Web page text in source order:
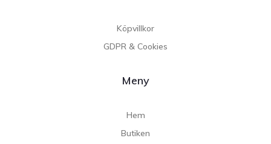
Köpvillkor
GDPR & Cookies
Meny
Hem
Butiken